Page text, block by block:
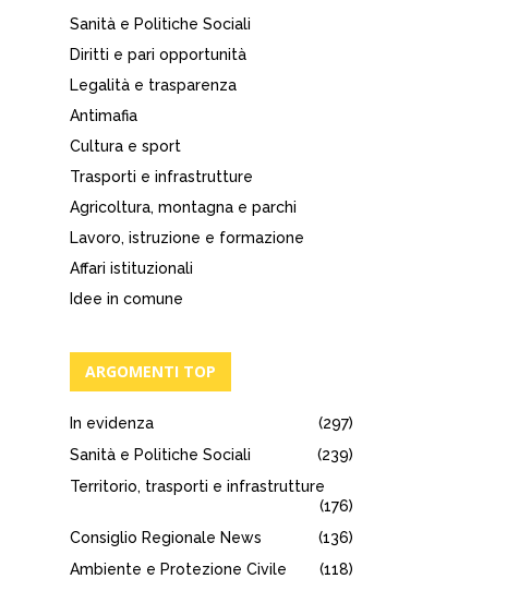
Sanità e Politiche Sociali
Diritti e pari opportunità
Legalità e trasparenza
Antimafia
Cultura e sport
Trasporti e infrastrutture
Agricoltura, montagna e parchi
Lavoro, istruzione e formazione
Affari istituzionali
Idee in comune
ARGOMENTI TOP
In evidenza
(297)
Sanità e Politiche Sociali
(239)
Territorio, trasporti e infrastrutture
(176)
Consiglio Regionale News
(136)
Ambiente e Protezione Civile
(118)